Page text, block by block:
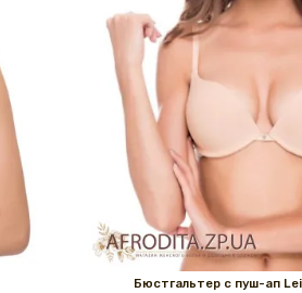
Бюстгальтер с пуш-ап